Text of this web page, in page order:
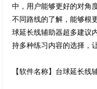
中，用户能够更好的对角
不同路线的了解，能够根
球延长线辅助器超多建议
持多种练习内容的选择，
【软件名称】台球延长线